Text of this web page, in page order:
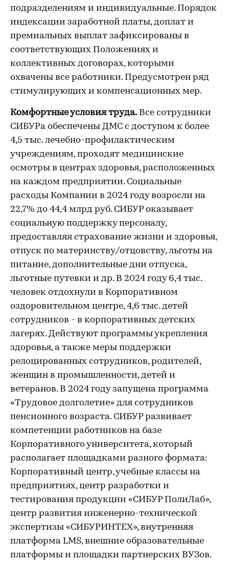
подразделениям и индивидуальные. Порядок
индексации заработной платы, доплат и
премиальных выплат зафиксированы в
соответствующих Положениях и
коллективных договорах, которыми
охвачены все работники. Предусмотрен ряд
стимулирующих и компенсационных мер.
Комфортные условия труда. Все сотрудники
СИБУРа обеспечены ДМС с доступом к более
4,5 тыс. лечебно-профилактическим
учреждениям, проходят медицинские
осмотры в центрах здоровья, расположенных
на каждом предприятии. Социальные
расходы Компании в 2024 году возросли на
22,7% до 44,4 млрд руб. СИБУР оказывает
социальную поддержку персоналу,
предоставляя страхование жизни и здоровья,
отпуск по материнству/отцовству, льготы на
питание, дополнительные дни отпуска,
льготные путевки и др. В 2024 году 6,4 тыс.
человек отдохнули в Корпоративном
оздоровительном центре, 4,6 тыс. детей
сотрудников - в корпоративных детских
лагерях. Действуют программы укрепления
здоровья, а также меры поддержки
релоцированных сотрудников, родителей,
женщин в промышленности, детей и
ветеранов. В 2024 году запущена программа
«Трудовое долголетие» для сотрудников
пенсионного возраста. СИБУР развивает
компетенции работников на базе
Корпоративного университета, который
располагает площадками разного формата:
Корпоративный центр, учебные классы на
предприятиях, центр разработки и
тестирования продукции «СИБУР ПолиЛаб»,
центр развития инженерно-технической
экспертизы «СИБУРИНТЕХ», внутренняя
платформа LMS, внешние образовательные
платформы и площадки партнерских ВУЗов.